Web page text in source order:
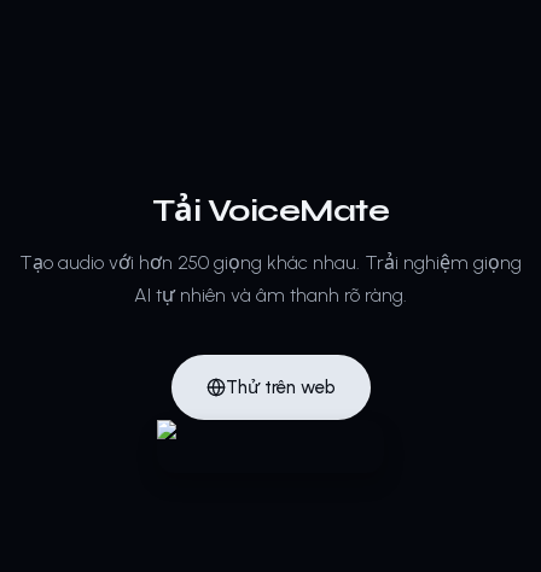
Tải VoiceMate
Tạo audio với hơn 250 giọng khác nhau. Trải nghiệm giọng
AI tự nhiên và âm thanh rõ ràng.
Thử trên web